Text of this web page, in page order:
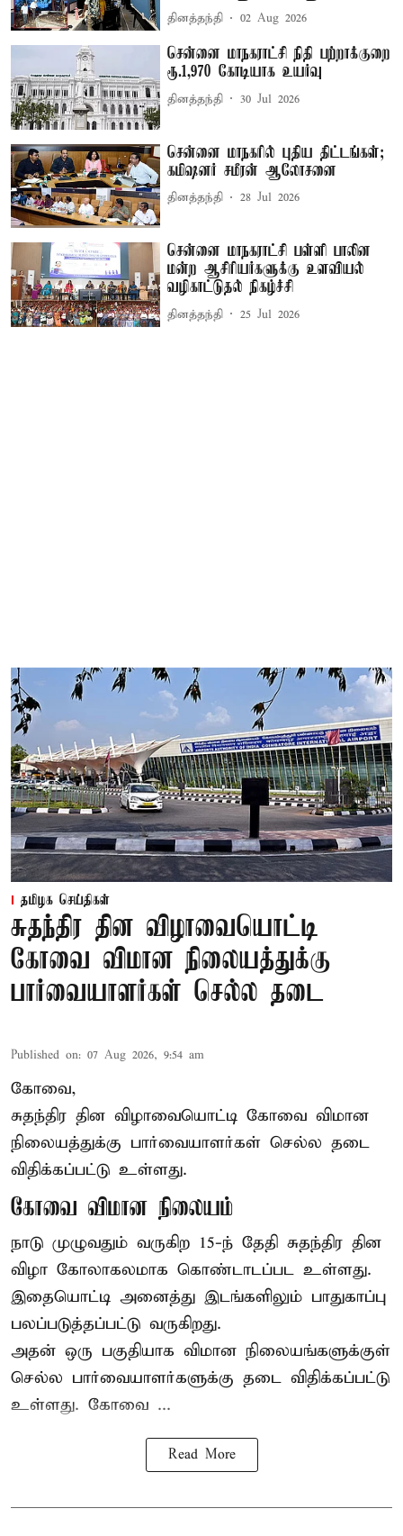
தினத்தந்தி 02 Aug 2026
சென்னை மாநகராட்சி நிதி பற்றாக்குறை
ரூ.1,970 கோடியாக உயர்வு
தினத்தந்தி 30 Jul 2026
சென்னை மாநகரில் புதிய திட்டங்கள்;
கமிஷனர் சமீரன் ஆலோசனை
தினத்தந்தி 28 Jul 2026
சென்னை மாநகராட்சி பள்ளி பாலின
மன்ற ஆசிரியர்களுக்கு உளவியல்
வழிகாட்டுதல் நிகழ்ச்சி
தினத்தந்தி 25 Jul 2026
தமிழக செய்திகள்
சுதந்திர தின விழாவையொட்டி
கோவை விமான நிலையத்துக்கு
பார்வையாளர்கள் செல்ல தடை
Published on: 07 Aug 2026, 9:54 am
கோவை,
சுதந்திர தின விழாவையொட்டி கோவை விமான
நிலையத்துக்கு பார்வையாளர்கள் செல்ல தடை
விதிக்கப்பட்டு உள்ளது.
கோவை விமான நிலையம்
நாடு முழுவதும் வருகிற 15-ந் தேதி சுதந்திர தின
விழா கோலாகலமாக கொண்டாடப்பட உள்ளது.
இதையொட்டி அனைத்து இடங்களிலும் பாதுகாப்பு
பலப்படுத்தப்பட்டு வருகிறது.
அதன் ஒரு பகுதியாக விமான நிலையங்களுக்குள்
செல்ல பார்வையாளர்களுக்கு தடை விதிக்கப்பட்டு
உள்ளது. கோவை ...
Read More